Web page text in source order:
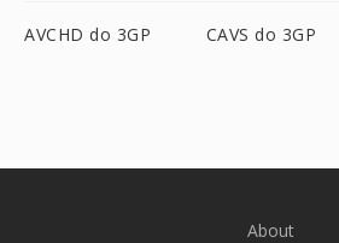
AVCHD do 3GP CAVS do 3GP
About